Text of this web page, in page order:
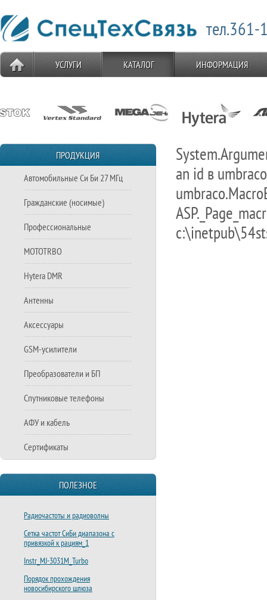
тел.361-
УСЛУГИ КАТАЛОГ ИНФОРМАЦИЯ
ПРОДУКЦИЯ
Автомобильные Си Би 27 МГц
Гражданские (носимые)
Профессиональные
MOTOTRBO
Hytera DMR
Антенны
Аксессуары
GSM-усилители
Преобразователи и БП
Спутниковые телефоны
АФУ и кабель
Сертификаты
ПОЛЕЗНОЕ
Радиочастоты и радиоволны
Сетка частот СиБи диапазона с
привязкой к рациям_1
Instr_MJ-3031M_Turbo
Порядок прохождения
новосибирского шлюза
an id в